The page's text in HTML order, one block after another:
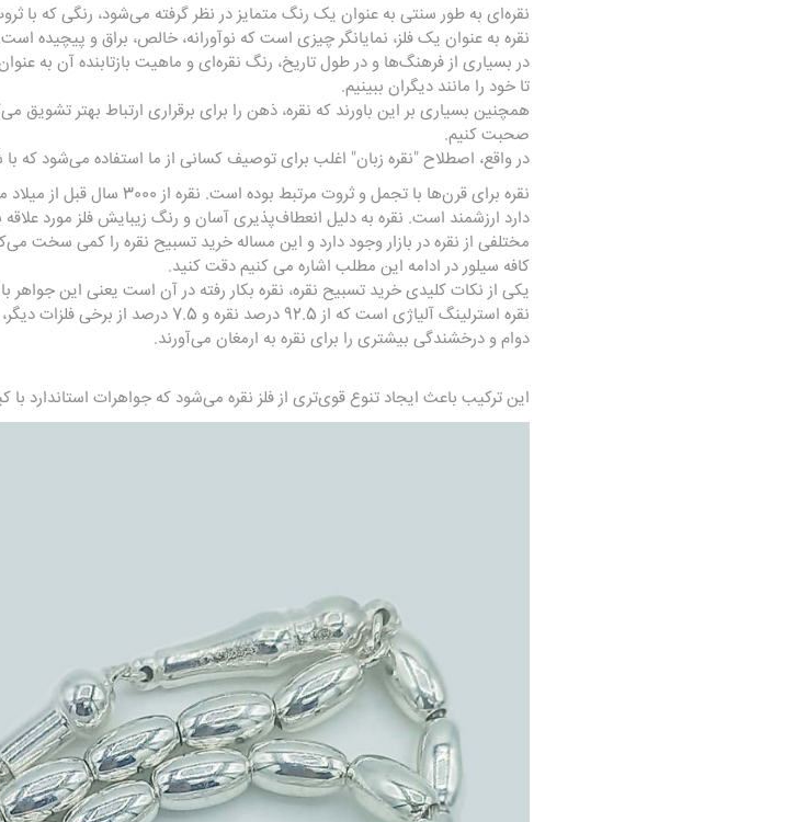
نقره‌ای به طور سنتی به عنوان یک رنگ متمایز در نظر گرفته می‌شود، رنگی که با
نقره به عنوان یک فلز، نمایانگر چیزی است که نوآورانه، خالص، براق و پیچیده
در بسیاری از فرهنگ‌ها و در طول تاریخ، رنگ نقره‌ای و ماهیت بازتابنده آن به
تا خود را مانند دیگران ببینیم.
همچنین بسیاری بر این باورند که نقره، ذهن را برای برقراری ارتباط بهتر تشویق
صحبت کنیم.
در واقع، اصطلاح "نقره زبان" اغلب برای توصیف کسانی از ما استفاده می‌شود
نقره برای قرن‌ها با تجمل و
دارد ارزشمند است. نقره به دلیل انعطاف‌پذیری آسان و رنگ زیبایش فلز مورد
مختلفی از نقره در بازار وجود دارد و این مساله خرید تسبیح نقره را کمی سخت
کافه سیلور در ادامه این مطلب اشاره می کنیم دقت کنید.
یکی از نکات کلیدی خرید تسبیح نقره، نقره بکار رفته در آن است یعنی این جواهر
نقره استرلینگ آلیاژی است که از 92.5
دوام و درخشندگی بیشتری را برای نقره به ارمغان می‌آورند.
این ترکیب باعث ایجاد تنوع قوی‌تری از فلز نقره می‌شود که جواهرات استاندارد با